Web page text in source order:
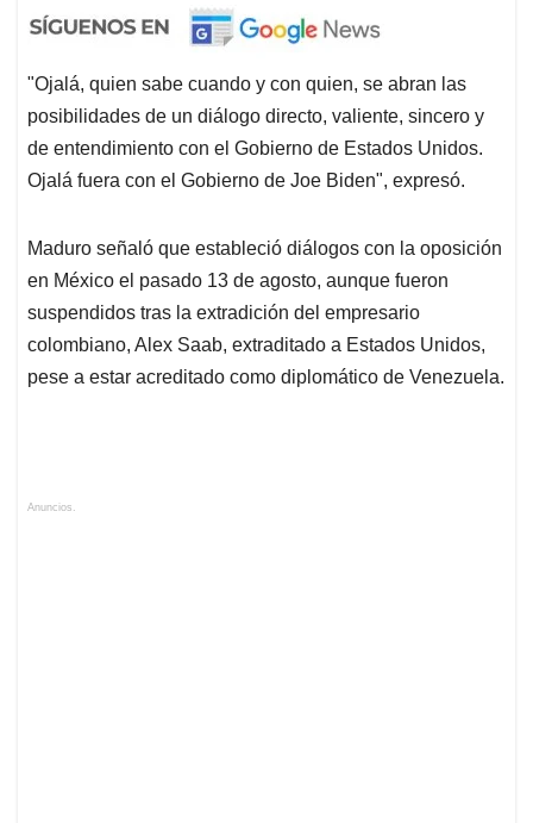
"Ojalá, quien sabe cuando y con quien, se abran las
posibilidades de un diálogo directo, valiente, sincero y
de entendimiento con el Gobierno de Estados Unidos.
Ojalá fuera con el Gobierno de Joe Biden", expresó.
Maduro señaló que estableció diálogos con la oposición
en México el pasado 13 de agosto, aunque fueron
suspendidos tras la extradición del empresario
colombiano, Alex Saab, extraditado a Estados Unidos,
pese a estar acreditado como diplomático de Venezuela.
Anuncios.